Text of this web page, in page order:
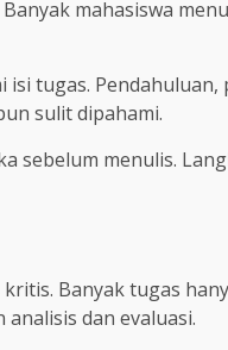
mahasiswa
tugas. Pendahuluan,
sulit dipahami.
sebelum menulis.
Banyak tugas
dan evaluasi.